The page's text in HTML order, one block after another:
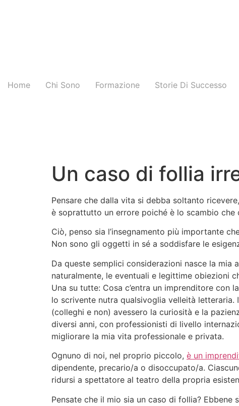
Home Chi Sono Formazione Storie Di Successo
Un caso di follia
Pensare che dalla vita si debba soltanto
è soprattutto un errore poiché è lo scambio che
Ciò, penso sia l’insegnamento più importante
Non sono gli oggetti in sé a soddisfare le
Da queste semplici considerazioni nasce la mia
naturalmente, le eventuali e legittime obiezioni
Una su tutte: Cosa c’entra un imprenditore
lo scrivente nutra qualsivoglia velleità
(colleghi e non) avessero la curiosità e la
diversi anni, con professionisti di livello
migliorare la mia vita professionale e privata.
Ognuno di noi, nel proprio piccolo, è un
dipendente, precario/a o disoccupato/a.
ridursi a spettatore al teatro della propria
Pensate che il mio sia un caso di follia?